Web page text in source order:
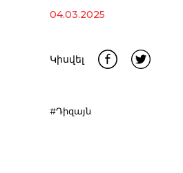
04.03.2025
Կիսվել
#Դիզայն